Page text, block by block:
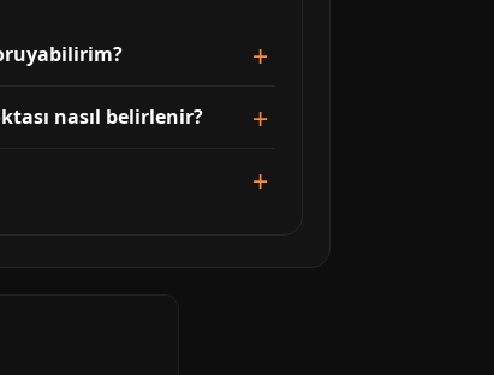
nasıl belirlenir?